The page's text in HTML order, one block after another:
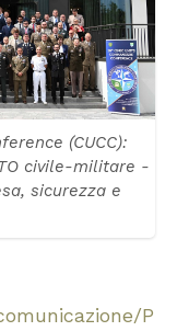
(CUCC):
civile-militare -
sicurezza e
P